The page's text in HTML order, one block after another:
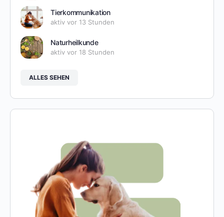
Tierkommunikation
aktiv vor 13 Stunden
Naturheilkunde
aktiv vor 18 Stunden
ALLES SEHEN